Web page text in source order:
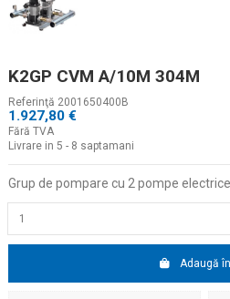
K2GP CVM A/10M 304M
Referinţă 2001650400B
1.927,80 €
Fără TVA
Livrare in 5 - 8 saptamani
Grup de pompare cu 2 pompe
Adaugă